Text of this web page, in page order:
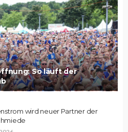
So läuft der
wird neuer Partner der